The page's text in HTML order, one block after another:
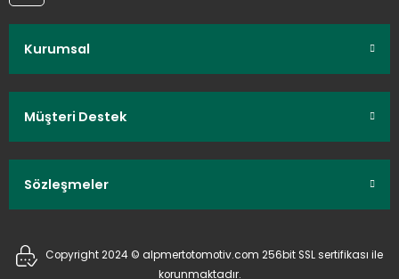
Kurumsal
Müşteri Destek
Sözleşmeler
Copyright 2024 © alpmertotomotiv.com 256bit SSL sertifikası ile
korunmaktadır.